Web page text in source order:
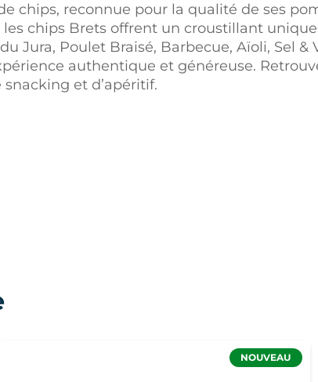
chips, reconnue pour la qualité de ses
chips Brets offrent un croustillant
Jura, Poulet Braisé, Barbecue, Aïoli, Sel
authentique et généreuse.
et d’apéritif.
NOUVEAU